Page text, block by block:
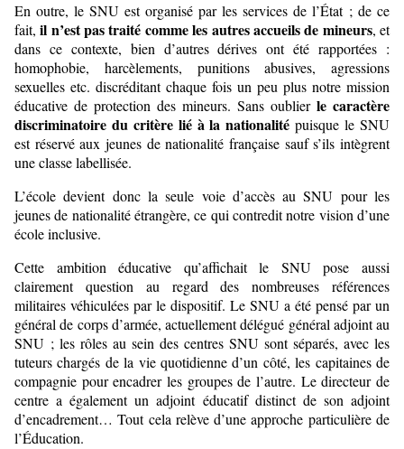
En outre, le SNU est organisé par les services de l’État ; de ce
fait,il n’est pas traité comme les autres accueils de mineurs, et
dans ce contexte, bien d’autres dérives ont été rapportées :
homophobie, harcèlements, punitions abusives, agressions
sexuelles etc. discréditant chaque fois un peu plus notre mission
éducative de protection des mineurs. Sans oublier le caractère
discriminatoire du critère lié à la nationalité puisque le SNU
est réservé aux jeunes de nationalité française sauf s’ils intègrent
une classe labellisée.
L’école devient donc la seule voie d’accès au SNU pour les
jeunes de nationalité étrangère, ce qui contredit notre vision d’une
école inclusive.
Cette ambition éducative qu’affichait le SNU pose aussi
clairement question au regard des nombreuses références
militaires véhiculées par le dispositif. Le SNU a été pensé par un
général de corps d’armée, actuellement délégué général adjoint au
SNU ; les rôles au sein des centres SNU sont séparés, avec les
tuteurs chargés de la vie quotidienne d’un côté, les capitaines de
compagnie pour encadrer les groupes de l’autre. Le directeur de
centre a également un adjoint éducatif distinct de son adjoint
d’encadrement… Tout cela relève d’une approche particulière de
l’Éducation.